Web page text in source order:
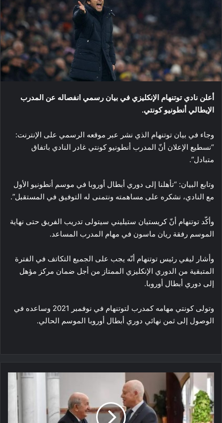
أعلن نادي توتنهام الإنكليزي في بيان رسمي انفصاله عن المدرب
الإيطالي أنطونيو كونتي.
وجاء في بيان توتنهام الذي نشر عبر موقعه الرسمي على الإنترنت:
“نسطيع الإعلان أنّ المدرب أنطونيو كونتي غادر النادي باتفاق
متبادل”.
وتابع البيان: “تأهلنا إلى دوري أبطال أوروبا في موسم أنطونيو الأول
مع النادي، نشكره على مساهمته ونتمنى له التوفيق في المستقبل”.
وأكّد توتنهام أنّ كريستيان ستيليني سيتولى تدريب الفريق حتى نهاية
الموسم رفقة ريان ماسون في مهام المدرب المساعد.
وأشار ليفي رئيس توتنهام أنّه يجب على الجميع التكاتف في الفترة
المتبقية من الدوري الإنكليزي الممتاز من أجل ضمان مركز مؤهل
إلى دوري أبطال أوروبا.
وتولى كونتي مهامه كمدرب لتوتنهام في نوفمبر 2021 وساعده في
الوصول إلى ثمن نهائي دوري أبطال أوروبا الموسم الحالي.
قيس
سعيد
يتخذ
إجراءات
في